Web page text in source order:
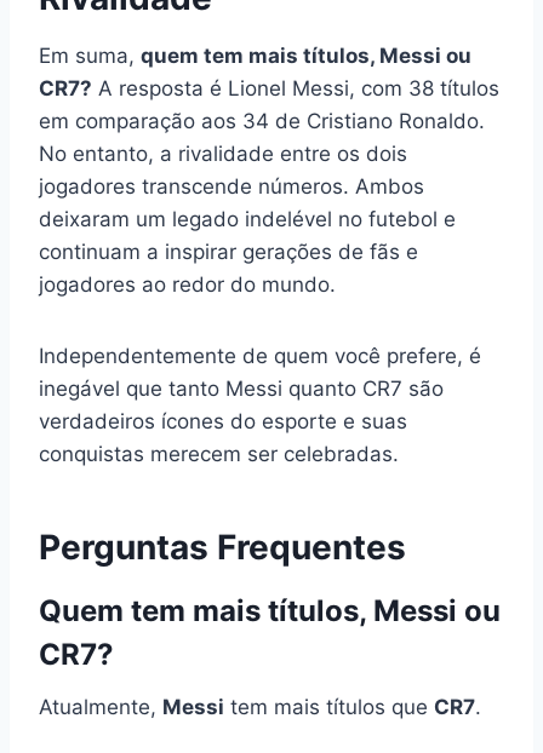
Em suma, quem tem mais títulos, Messi ou
CR7? A resposta é Lionel Messi, com 38 títulos
em comparação aos 34 de Cristiano Ronaldo.
No entanto, a rivalidade entre os dois
jogadores transcende números. Ambos
deixaram um legado indelével no futebol e
continuam a inspirar gerações de fãs e
jogadores ao redor do mundo.
Independentemente de quem você prefere, é
inegável que tanto Messi quanto CR7 são
verdadeiros ícones do esporte e suas
conquistas merecem ser celebradas.
Perguntas Frequentes
Quem tem mais títulos, Messi ou
CR7?
Atualmente, Messi tem mais títulos que CR7.